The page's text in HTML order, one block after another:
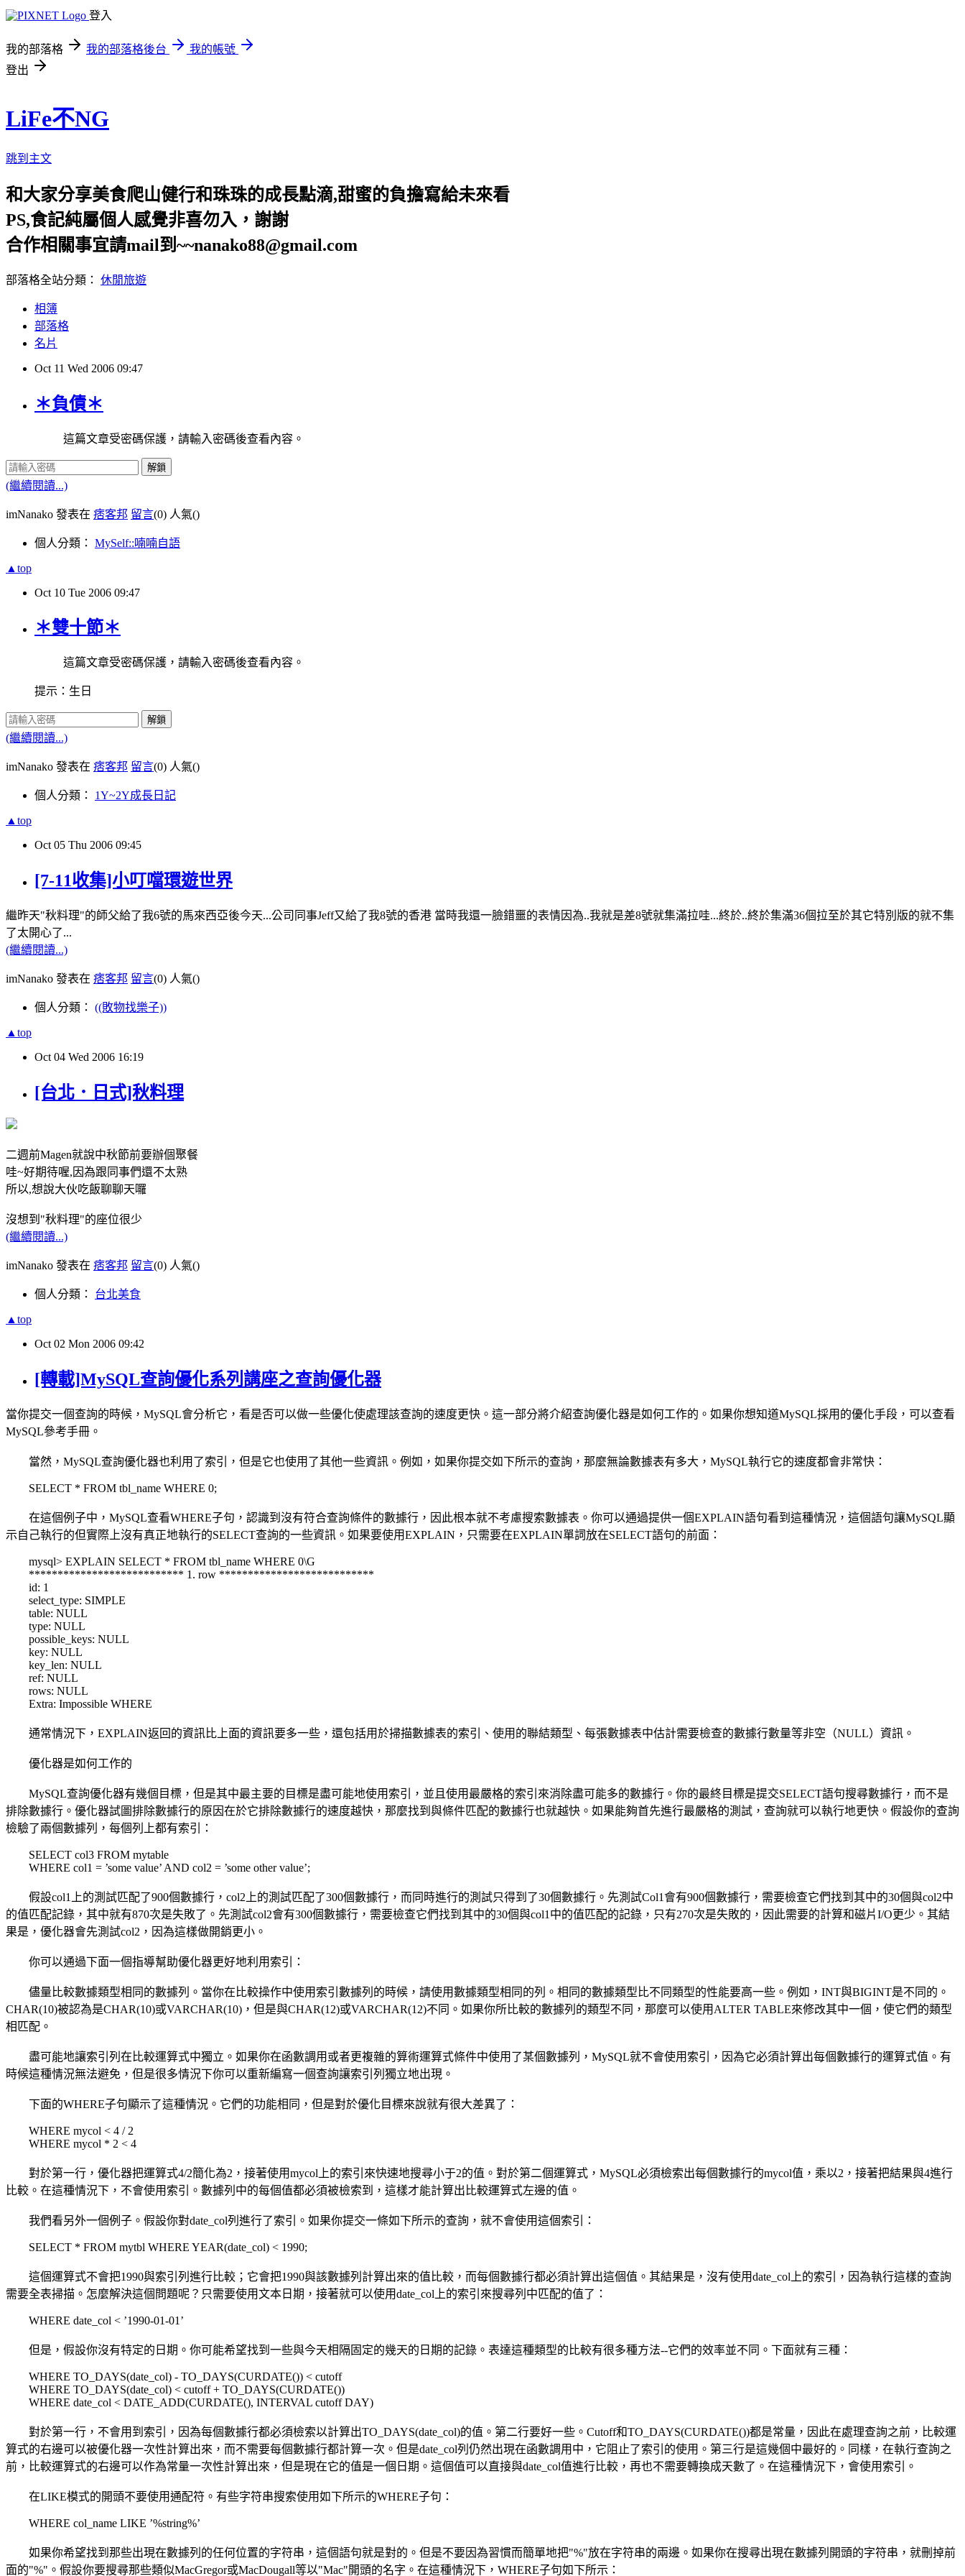
登入
我的部落格 我的部落格後台
我的帳號
登出
LiFe不NG
跳到主文
和大家分享美食爬山健行和珠珠的成長點滴,甜蜜的負擔寫給未來看
PS,食記純屬個人感覺非喜勿入，謝謝
合作相關事宜請mail到~~nanako88@gmail.com
部落格全站分類： 休閒旅遊
相簿
部落格
名片
Oct 11 Wed 2006 09:47
＊負債＊
這篇文章受密碼保護，請輸入密碼後查看內容。
解鎖
(繼續閱讀...)
imNanako 發表在 痞客邦 留言(0) 人氣()
個人分類： MySelf::喃喃自語
▲top
Oct 10 Tue 2006 09:47
＊雙十節＊
這篇文章受密碼保護，請輸入密碼後查看內容。
提示：生日
解鎖
(繼續閱讀...)
imNanako 發表在 痞客邦 留言(0) 人氣()
個人分類： 1Y~2Y成長日記
▲top
Oct 05 Thu 2006 09:45
[7-11收集]小叮噹環遊世界
繼昨天"秋料理"的師父給了我6號的馬來西亞後今天...公司同事Jeff又給了我8號的香港 當時我還一臉錯噩的表情因為..我就是差8號就集滿拉哇...終於..終於集滿36個拉至於其它特別版的就不集
了太開心了...
(繼續閱讀...)
imNanako 發表在 痞客邦 留言(0) 人氣()
個人分類： ((敗物找樂子))
▲top
Oct 04 Wed 2006 16:19
[台北．日式]秋料理
二週前Magen就說中秋節前要辦個聚餐
哇~好期待喔,因為跟同事們還不太熟
所以,想說大伙吃飯聊聊天囉
沒想到"秋料理"的座位很少
(繼續閱讀...)
imNanako 發表在 痞客邦 留言(0) 人氣()
個人分類： 台北美食
▲top
Oct 02 Mon 2006 09:42
[轉載]MySQL查詢優化系列講座之查詢優化器
當你提交一個查詢的時候，MySQL會分析它，看是否可以做一些優化使處理該查詢的速度更快。這一部分將介紹查詢優化器是如何工作的。如果你想知道MySQL採用的優化手段，可以查看
MySQL參考手冊。
當然，MySQL查詢優化器也利用了索引，但是它也使用了其他一些資訊。例如，如果你提交如下所示的查詢，那麼無論數據表有多大，MySQL執行它的速度都會非常快：
SELECT * FROM tbl_name WHERE 0;
在這個例子中，MySQL查看WHERE子句，認識到沒有符合查詢條件的數據行，因此根本就不考慮搜索數據表。你可以通過提供一個EXPLAIN語句看到這種情況，這個語句讓MySQL顯
示自己執行的但實際上沒有真正地執行的SELECT查詢的一些資訊。如果要使用EXPLAIN，只需要在EXPLAIN單詞放在SELECT語句的前面：
mysql> EXPLAIN SELECT * FROM tbl_name WHERE 0\G
*************************** 1. row ***************************
id: 1
select_type: SIMPLE
table: NULL
type: NULL
possible_keys: NULL
key: NULL
key_len: NULL
ref: NULL
rows: NULL
Extra: Impossible WHERE
通常情況下，EXPLAIN返回的資訊比上面的資訊要多一些，還包括用於掃描數據表的索引、使用的聯結類型、每張數據表中估計需要檢查的數據行數量等非空（NULL）資訊。
優化器是如何工作的
MySQL查詢優化器有幾個目標，但是其中最主要的目標是盡可能地使用索引，並且使用最嚴格的索引來消除盡可能多的數據行。你的最終目標是提交SELECT語句搜尋數據行，而不是
排除數據行。優化器試圖排除數據行的原因在於它排除數據行的速度越快，那麼找到與條件匹配的數據行也就越快。如果能夠首先進行最嚴格的測試，查詢就可以執行地更快。假設你的查詢
檢驗了兩個數據列，每個列上都有索引：
SELECT col3 FROM mytable
WHERE col1 = ’some value’ AND col2 = ’some other value’;
假設col1上的測試匹配了900個數據行，col2上的測試匹配了300個數據行，而同時進行的測試只得到了30個數據行。先測試Col1會有900個數據行，需要檢查它們找到其中的30個與col2中
的值匹配記錄，其中就有870次是失敗了。先測試col2會有300個數據行，需要檢查它們找到其中的30個與col1中的值匹配的記錄，只有270次是失敗的，因此需要的計算和磁片I/O更少。其結
果是，優化器會先測試col2，因為這樣做開銷更小。
你可以通過下面一個指導幫助優化器更好地利用索引：
儘量比較數據類型相同的數據列。當你在比較操作中使用索引數據列的時候，請使用數據類型相同的列。相同的數據類型比不同類型的性能要高一些。例如，INT與BIGINT是不同的。
CHAR(10)被認為是CHAR(10)或VARCHAR(10)，但是與CHAR(12)或VARCHAR(12)不同。如果你所比較的數據列的類型不同，那麼可以使用ALTER TABLE來修改其中一個，使它們的類型
相匹配。
盡可能地讓索引列在比較運算式中獨立。如果你在函數調用或者更複雜的算術運算式條件中使用了某個數據列，MySQL就不會使用索引，因為它必須計算出每個數據行的運算式值。有
時候這種情況無法避免，但是很多情況下你可以重新編寫一個查詢讓索引列獨立地出現。
下面的WHERE子句顯示了這種情況。它們的功能相同，但是對於優化目標來說就有很大差異了：
WHERE mycol < 4 / 2
WHERE mycol * 2 < 4
對於第一行，優化器把運算式4/2簡化為2，接著使用mycol上的索引來快速地搜尋小于2的值。對於第二個運算式，MySQL必須檢索出每個數據行的mycol值，乘以2，接著把結果與4進行
比較。在這種情況下，不會使用索引。數據列中的每個值都必須被檢索到，這樣才能計算出比較運算式左邊的值。
我們看另外一個例子。假設你對date_col列進行了索引。如果你提交一條如下所示的查詢，就不會使用這個索引：
SELECT * FROM mytbl WHERE YEAR(date_col) < 1990;
這個運算式不會把1990與索引列進行比較；它會把1990與該數據列計算出來的值比較，而每個數據行都必須計算出這個值。其結果是，沒有使用date_col上的索引，因為執行這樣的查詢
需要全表掃描。怎麼解決這個問題呢？只需要使用文本日期，接著就可以使用date_col上的索引來搜尋列中匹配的值了：
WHERE date_col < ’1990-01-01’
但是，假設你沒有特定的日期。你可能希望找到一些與今天相隔固定的幾天的日期的記錄。表達這種類型的比較有很多種方法--它們的效率並不同。下面就有三種：
WHERE TO_DAYS(date_col) - TO_DAYS(CURDATE()) < cutoff
WHERE TO_DAYS(date_col) < cutoff + TO_DAYS(CURDATE())
WHERE date_col < DATE_ADD(CURDATE(), INTERVAL cutoff DAY)
對於第一行，不會用到索引，因為每個數據行都必須檢索以計算出TO_DAYS(date_col)的值。第二行要好一些。Cutoff和TO_DAYS(CURDATE())都是常量，因此在處理查詢之前，比較運
算式的右邊可以被優化器一次性計算出來，而不需要每個數據行都計算一次。但是date_col列仍然出現在函數調用中，它阻止了索引的使用。第三行是這幾個中最好的。同樣，在執行查詢之
前，比較運算式的右邊可以作為常量一次性計算出來，但是現在它的值是一個日期。這個值可以直接與date_col值進行比較，再也不需要轉換成天數了。在這種情況下，會使用索引。
在LIKE模式的開頭不要使用通配符。有些字符串搜索使用如下所示的WHERE子句：
WHERE col_name LIKE ’%string%’
如果你希望找到那些出現在數據列的任何位置的字符串，這個語句就是對的。但是不要因為習慣而簡單地把"%"放在字符串的兩邊。如果你在搜尋出現在數據列開頭的字符串，就刪掉前
面的"%"。假設你要搜尋那些類似MacGregor或MacDougall等以"Mac"開頭的名字。在這種情況下，WHERE子句如下所示：